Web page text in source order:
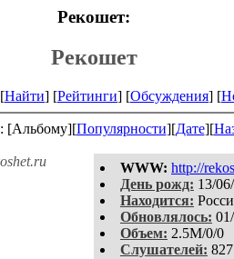
Рекошет:
Рекошет
Найти] [Рейтинги] [Обсуждения] [
[Альбому][Популярности][Дате][
WWW: http://
День рожд: 13/
Находится:
Обновлялось:
Объем: 2.5M/0/0
Слушателей: